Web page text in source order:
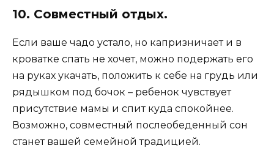
10. Совместный отдых.
Если ваше чадо устало, но капризничает и в
кроватке спать не хочет, можно подержать его
на руках укачать, положить к себе на грудь или
рядышком под бочок – ребенок чувствует
присутствие мамы и спит куда спокойнее.
Возможно, совместный послеобеденный сон
станет вашей семейной традицией.